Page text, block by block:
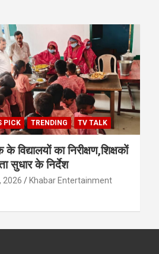
PICK TRENDING TV TALK
के विद्यालयों का निरीक्षण,शिक्षकों
सुधार के निर्देश
2026 Khabar Entertainment